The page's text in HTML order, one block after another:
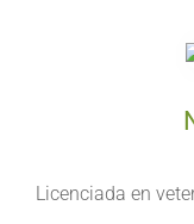
Licenciada en